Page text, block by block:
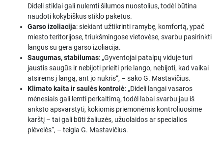
Dideli stiklai gali nulemti šilumos nuostolius, todėl būtina
naudoti kokybiškus stiklo paketus.
Garso izoliacija: siekiant užtikrinti ramybę, komfortą, ypač
miesto teritorijose, triukšmingose vietovėse, svarbu pasirinkti
langus su gera garso izoliacija.
Saugumas, stabilumas: „Gyventojai patalpų viduje turi
jaustis saugūs ir nebijoti prieiti prie lango, nebijoti, kad vaikai
atsirems į langą, ant jo nukris“, – sako G. Mastavičius.
Klimato kaita ir saulės kontrolė: „Dideli langai vasaros
mėnesiais gali lemti perkaitimą, todėl labai svarbu jau iš
anksto apsvarstyti, kokiomis priemonėmis kontroliuosime
karštį – tai gali būti žaliuzės, užuolaidos ar specialios
plėvelės“, – teigia G. Mastavičius.